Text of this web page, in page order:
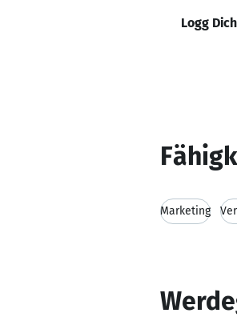
Logg
Marketing